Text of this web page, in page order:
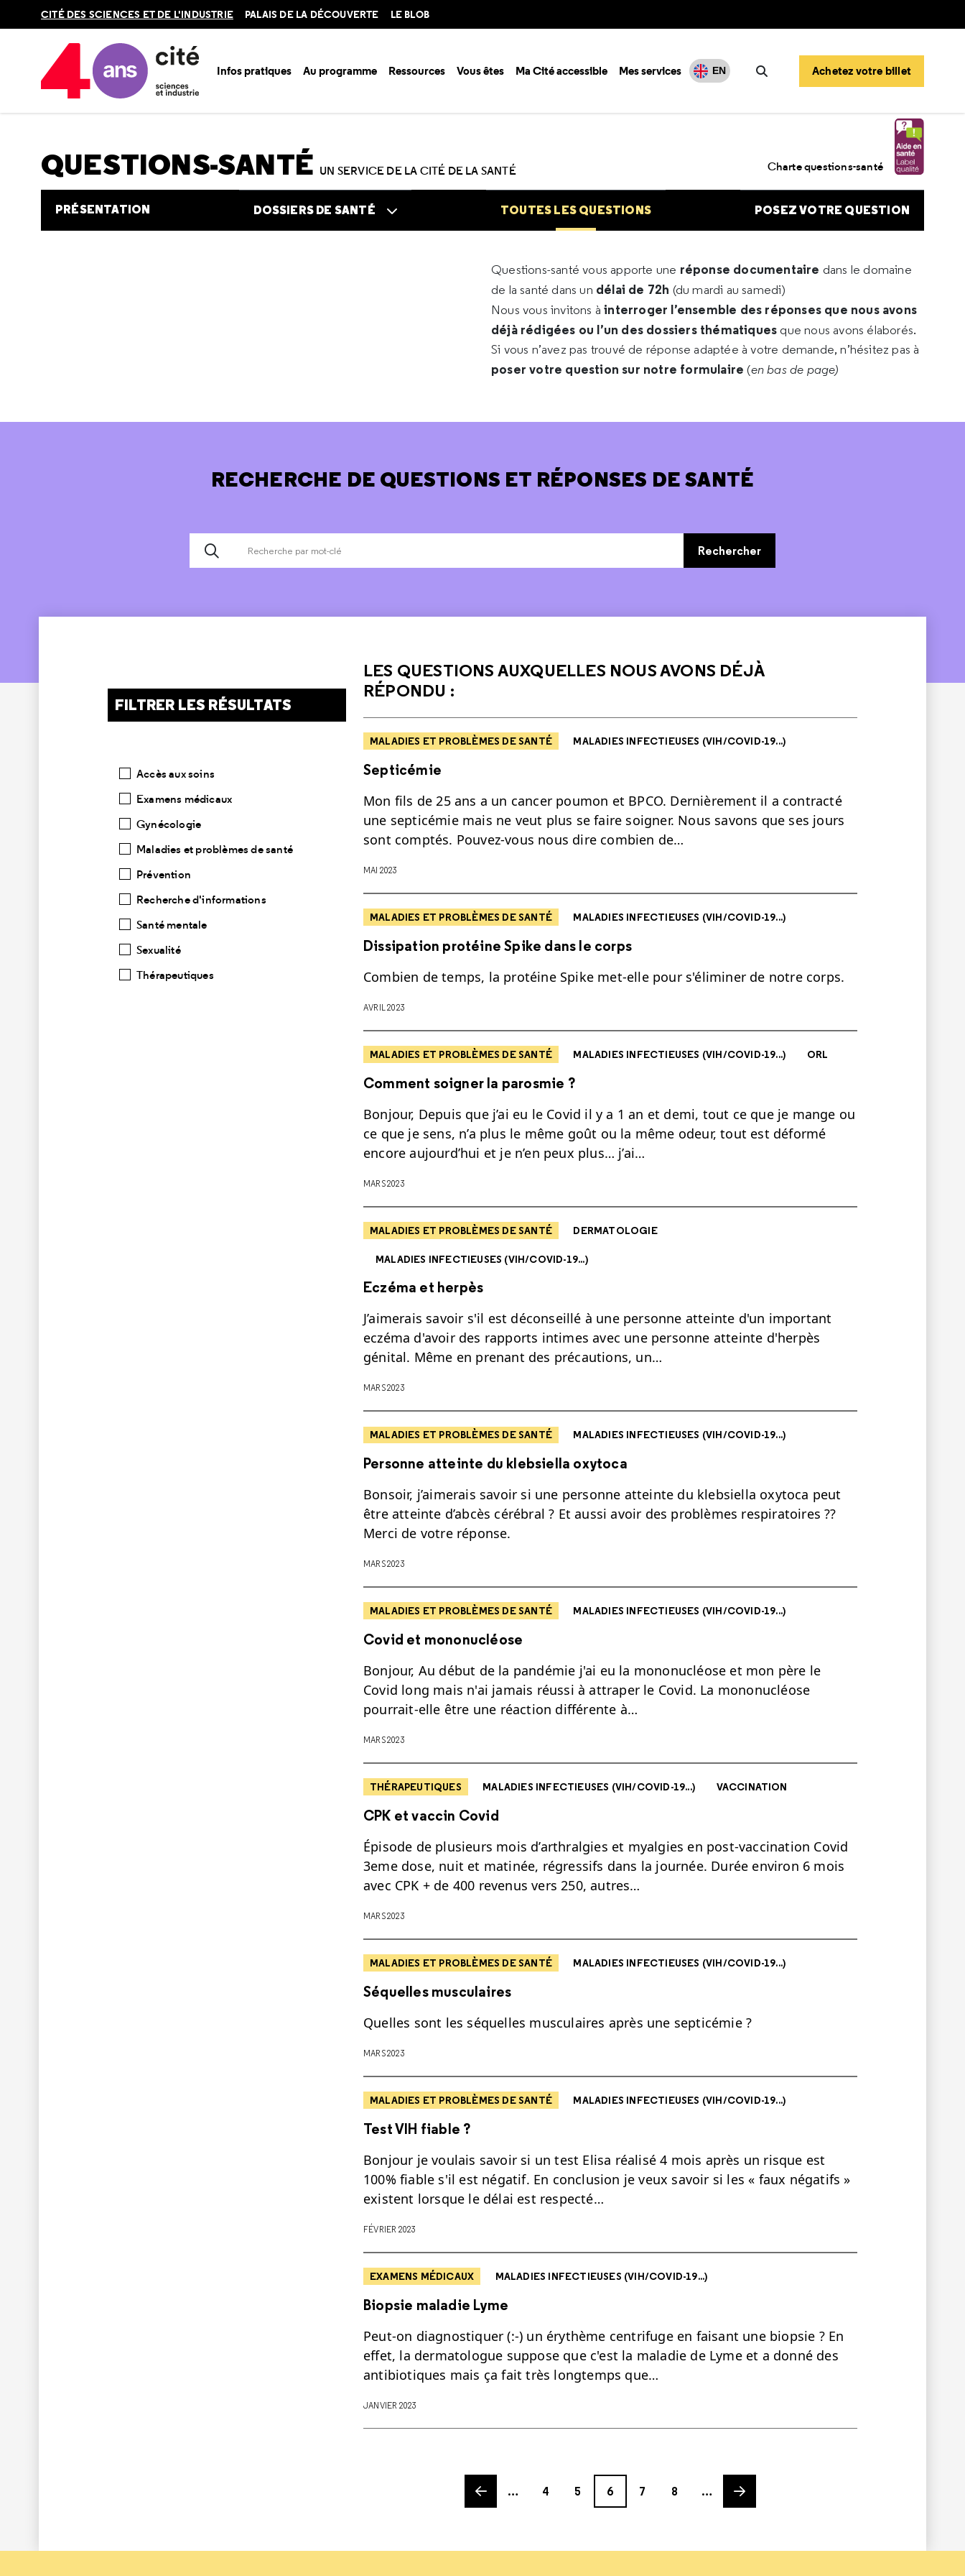
en
CITÉ DES SCIENCES ET DE L'INDUSTRIE PALAIS DE LA DÉCOUVERTE LE BLOB
Infos pratiques Au programme Ressources Vous êtes Ma Cité accessible Mes services EN
Rechercher
Achetez votre billet
Accueil Au programme
QUESTIONS-SANTÉ UN SERVICE DE LA CITÉ DE LA SANTÉ Charte questions-santé
PRÉSENTATION DOSSIERS DE SANTÉ TOUTES LES QUESTIONS POSEZ VOTRE QUESTION
Questions-santé vous apporte une réponse documentaire dans le domaine
de la santé dans un délai de 72h (du mardi au samedi)
Nous vous invitons àinterroger l’ensemble des réponses que nous avons
déjà rédigées ou l’un des dossiers thématiques que nous avons élaborés.
Si vous n’avez pas trouvé de réponse adaptée à votre demande, n’hésitez pas à
poser votre question sur notre formulaire (en bas de page)
RECHERCHE DE QUESTIONS ET RÉPONSES DE SANTÉ
Rechercher
FILTRER LES RÉSULTATS
Accès aux soins
Examens médicaux
Gynécologie
Maladies et problèmes de santé
Prévention
Recherche d'informations
Santé mentale
Sexualité
Thérapeutiques
LES QUESTIONS AUXQUELLES NOUS AVONS DÉJÀ
RÉPONDU :
MALADIES ET PROBLÈMES DE SANTÉ MALADIES INFECTIEUSES (VIH/COVID-19...)
Septicémie
Mon fils de 25 ans a un cancer poumon et BPCO. Dernièrement il a contracté
une septicémie mais ne veut plus se faire soigner. Nous savons que ses jours
sont comptés. Pouvez-vous nous dire combien de…
MAI 2023
MALADIES ET PROBLÈMES DE SANTÉ MALADIES INFECTIEUSES (VIH/COVID-19...)
Dissipation protéine Spike dans le corps
Combien de temps, la protéine Spike met-elle pour s'éliminer de notre corps.
AVRIL 2023
MALADIES ET PROBLÈMES DE SANTÉ MALADIES INFECTIEUSES (VIH/COVID-19...) ORL
Comment soigner la parosmie ?
Bonjour, Depuis que j’ai eu le Covid il y a 1 an et demi, tout ce que je mange ou
ce que je sens, n’a plus le même goût ou la même odeur, tout est déformé
encore aujourd’hui et je n’en peux plus… j’ai…
MARS 2023
MALADIES ET PROBLÈMES DE SANTÉ DERMATOLOGIE
MALADIES INFECTIEUSES (VIH/COVID-19...)
Eczéma et herpès
J’aimerais savoir s'il est déconseillé à une personne atteinte d'un important
eczéma d'avoir des rapports intimes avec une personne atteinte d'herpès
génital. Même en prenant des précautions, un…
MARS 2023
MALADIES ET PROBLÈMES DE SANTÉ MALADIES INFECTIEUSES (VIH/COVID-19...)
Personne atteinte du klebsiella oxytoca
Bonsoir, j’aimerais savoir si une personne atteinte du klebsiella oxytoca peut
être atteinte d’abcès cérébral ? Et aussi avoir des problèmes respiratoires ??
Merci de votre réponse.
MARS 2023
MALADIES ET PROBLÈMES DE SANTÉ MALADIES INFECTIEUSES (VIH/COVID-19...)
Covid et mononucléose
Bonjour, Au début de la pandémie j'ai eu la mononucléose et mon père le
Covid long mais n'ai jamais réussi à attraper le Covid. La mononucléose
pourrait-elle être une réaction différente à…
MARS 2023
THÉRAPEUTIQUES MALADIES INFECTIEUSES (VIH/COVID-19...) VACCINATION
CPK et vaccin Covid
Épisode de plusieurs mois d’arthralgies et myalgies en post-vaccination Covid
3eme dose, nuit et matinée, régressifs dans la journée. Durée environ 6 mois
avec CPK + de 400 revenus vers 250, autres…
MARS 2023
MALADIES ET PROBLÈMES DE SANTÉ MALADIES INFECTIEUSES (VIH/COVID-19...)
Séquelles musculaires
Quelles sont les séquelles musculaires après une septicémie ?
MARS 2023
MALADIES ET PROBLÈMES DE SANTÉ MALADIES INFECTIEUSES (VIH/COVID-19...)
Test VIH fiable ?
Bonjour je voulais savoir si un test Elisa réalisé 4 mois après un risque est
100% fiable s'il est négatif. En conclusion je veux savoir si les « faux négatifs »
existent lorsque le délai est respecté…
FÉVRIER 2023
EXAMENS MÉDICAUX MALADIES INFECTIEUSES (VIH/COVID-19...)
Biopsie maladie Lyme
Peut-on diagnostiquer (:-) un érythème centrifuge en faisant une biopsie ? En
effet, la dermatologue suppose que c'est la maladie de Lyme et a donné des
antibiotiques mais ça fait très longtemps que…
JANVIER 2023
Previous page
…
4
5
Page
6
7
8
…
Next page